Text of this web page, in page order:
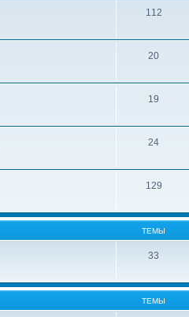
112
20
19
24
129
ТЕМЫ
33
ТЕМЫ